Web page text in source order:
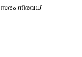
നിരവധി